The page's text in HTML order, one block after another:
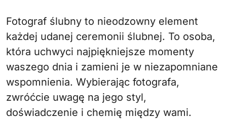
Fotograf ślubny to nieodzowny element
każdej udanej ceremonii ślubnej. To osoba,
która uchwyci najpiękniejsze momenty
waszego dnia i zamieni je w niezapomniane
wspomnienia. Wybierając fotografa,
zwróćcie uwagę na jego styl,
doświadczenie i chemię między wami.